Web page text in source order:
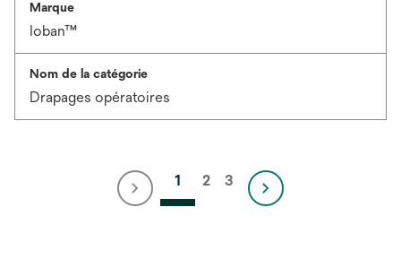
Marque
Ioban™
Nom de la catégorie
Drapages opératoires
1 2 3